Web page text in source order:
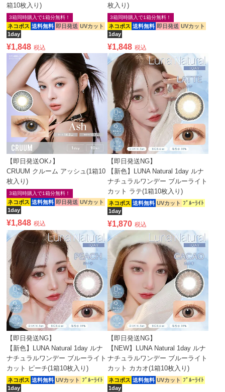
箱10枚入り)
ネコポス 送料無料 即日発送 UVカット
1day
3箱同時購入で1箱分無料！
¥1,848 税込
枚入り)
ネコポス 送料無料 即日発送 UVカット
1day
3箱同時購入で1箱分無料！
¥1,848 税込
【即日発送OK♪】
CRUUM クルーム アッシュ(1箱10
枚入り)
ネコポス 送料無料 即日発送 UVカット
1day
3箱同時購入で1箱分無料！
¥1,848 税込
【即日発送NG】
【新色】LUNA Natural 1day ルナ
ナチュラルワンデー ブルーライト
カット ラテ(1箱10枚入り)
ネコポス 送料無料 UVカット ﾌﾞﾙｰﾗｲﾄ
1day
¥1,870 税込
【即日発送NG】
【新色】LUNA Natural 1day ルナ
ナチュラルワンデー ブルーライト
カット ピーチ(1箱10枚入り)
ネコポス 送料無料 UVカット ﾌﾞﾙｰﾗｲﾄ
1day
【即日発送NG】
【NEW】LUNA Natural 1day ルナ
ナチュラルワンデー ブルーライト
カット カカオ(1箱10枚入り)
ネコポス 送料無料 UVカット ﾌﾞﾙｰﾗｲﾄ
1day